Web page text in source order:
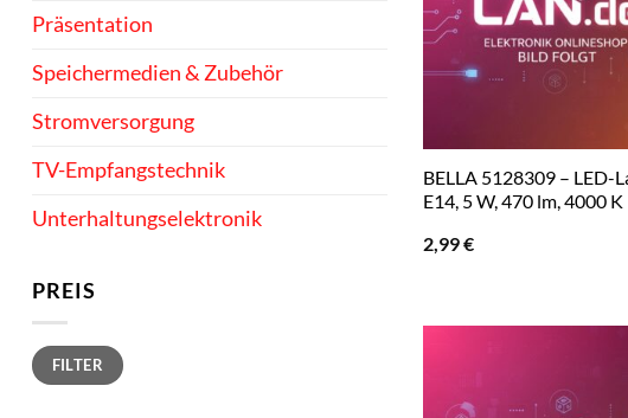
Präsentation
Speichermedien & Zubehör
Stromversorgung
TV-Empfangstechnik
Unterhaltungselektronik
PREIS
Min.
Preis
Max.
PreisFILTER
BELLA 5128309 – LED-
E14, 5 W, 470 lm, 4000 K
2,99€